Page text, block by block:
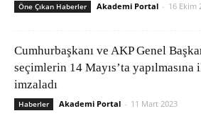
Öne Çıkan Haberler Akademi Portal - 16 Ekim
Cumhurbaşkanı ve AKP Genel
seçimlerin 14 Mayıs’ta
imzaladı
Haberler Akademi Portal - 11 Mart 2023